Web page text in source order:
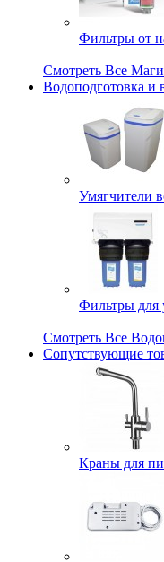
Фильтры от
Смотреть Все
Водоподготовка и
Умягчители
Фильтры для
Смотреть Все
Сопутствующие
Краны для